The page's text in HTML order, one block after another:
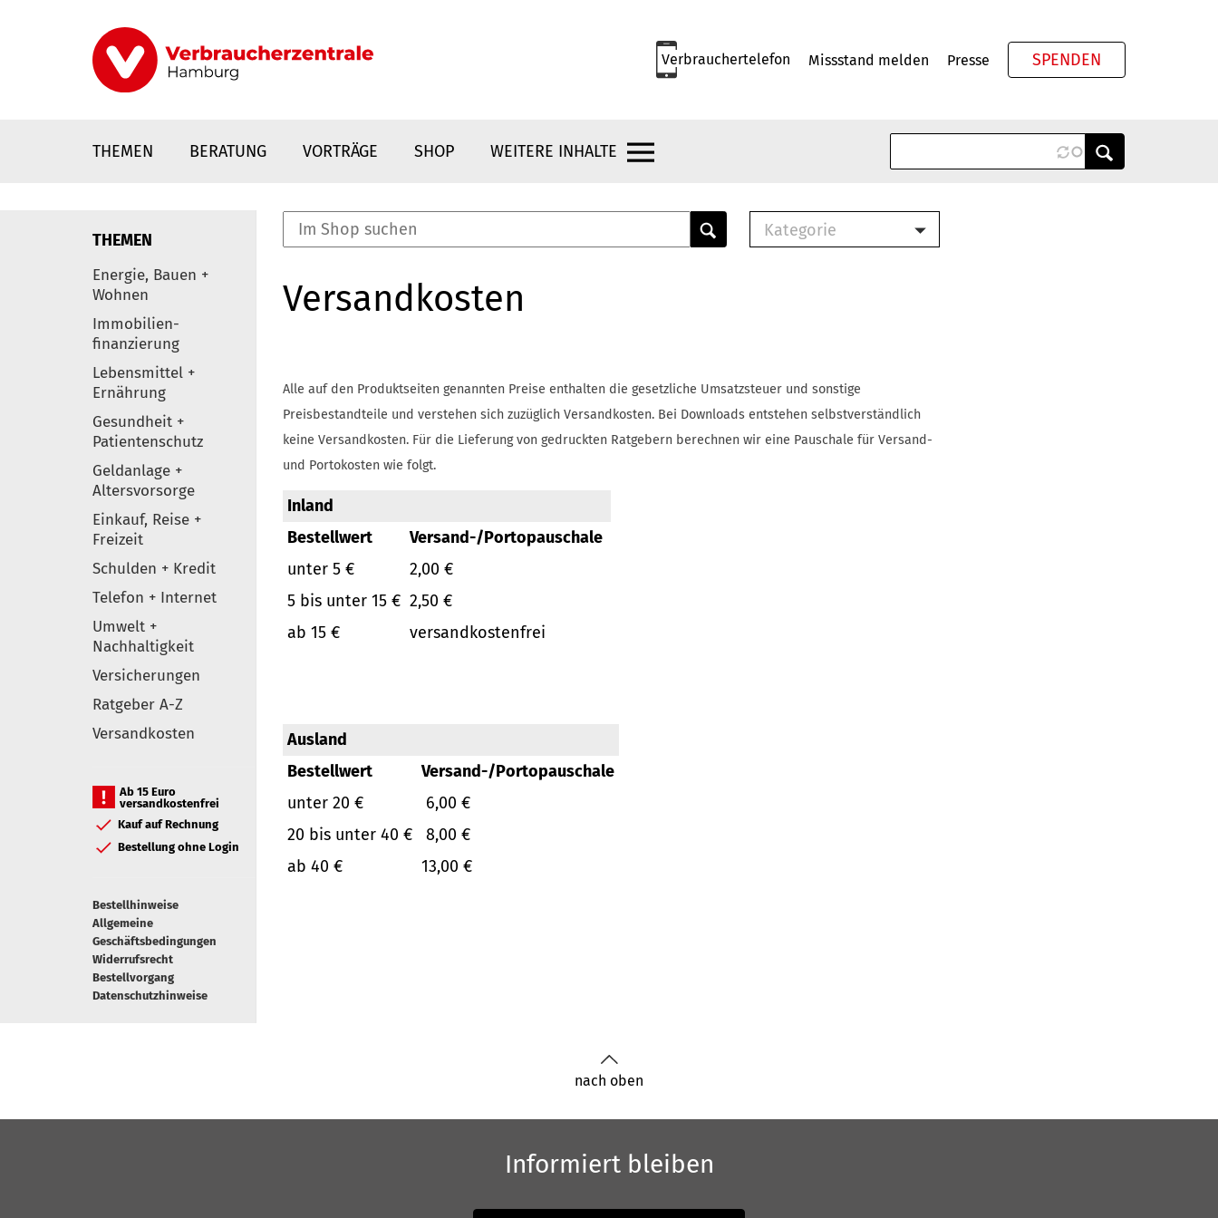
Verbrauchertelefon Missstand melden Presse SPENDEN
THEMEN BERATUNG VORTRÄGE SHOP WEITERE INHALTE
Elemente
THEMEN
Energie, Bauen +
Wohnen
Immobilien-
finanzierung
Lebensmittel +
Ernährung
Gesundheit +
Patientenschutz
Geldanlage +
Altersvorsorge
Einkauf, Reise +
Freizeit
Schulden + Kredit
Telefon + Internet
Umwelt +
Nachhaltigkeit
Versicherungen
Ratgeber A-Z
Versandkosten
Ab 15 Euro
versandkostenfrei
Kauf auf Rechnung
Bestellung ohne Login
Bestellhinweise
Allgemeine
Geschäftsbedingungen
Widerrufsrecht
Bestellvorgang
Datenschutzhinweise
Kategorie
Buch
Versandkosten
Alle auf den Produktseiten genannten Preise enthalten die gesetzliche Umsatzsteuer und sonstige
Preisbestandteile und verstehen sich zuzüglich Versandkosten. Bei Downloads entstehen selbstverständlich
keine Versandkosten. Für die Lieferung von gedruckten Ratgebern berechnen wir eine Pauschale für Versand-
und Portokosten wie folgt.
Inland
Bestellwert
Versand-/Portopauschale
unter 5 €
2,00 €
5 bis unter 15 € 2,50 €
ab 15 €
versandkostenfrei
Ausland
Bestellwert
Versand-/Portopauschale
unter 20 €
6,00 €
20 bis unter 40 €
8,00 €
ab 40 €
13,00 €
nach oben
Informiert bleiben